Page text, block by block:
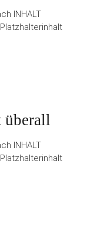
INHALT
überall
INHALT